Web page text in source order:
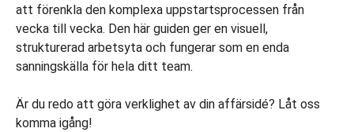
att förenkla den komplexa uppstartsprocessen från
vecka till vecka. Den här guiden ger en visuell,
strukturerad arbetsyta och fungerar som en enda
sanningskälla för hela ditt team.
Är du redo att göra verklighet av din affärsidé? Låt oss
komma igång!